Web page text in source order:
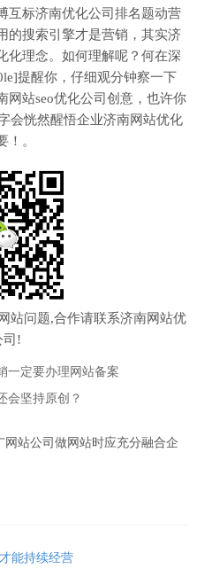
互标济南优化公司排名题动营
的搜索引擎才是营销，其实济
化理念。如何理解呢？何在深
提醒你，仔细观分钟察一下
网站seo优化公司创意，也许你
会恍然醒悟企业济南网站优化
！。
站问题,合作请联系济南网站优
司!
一定要办理网站备案
会坚持原创？
网站公司做网站时应充分融合企
能持续经营